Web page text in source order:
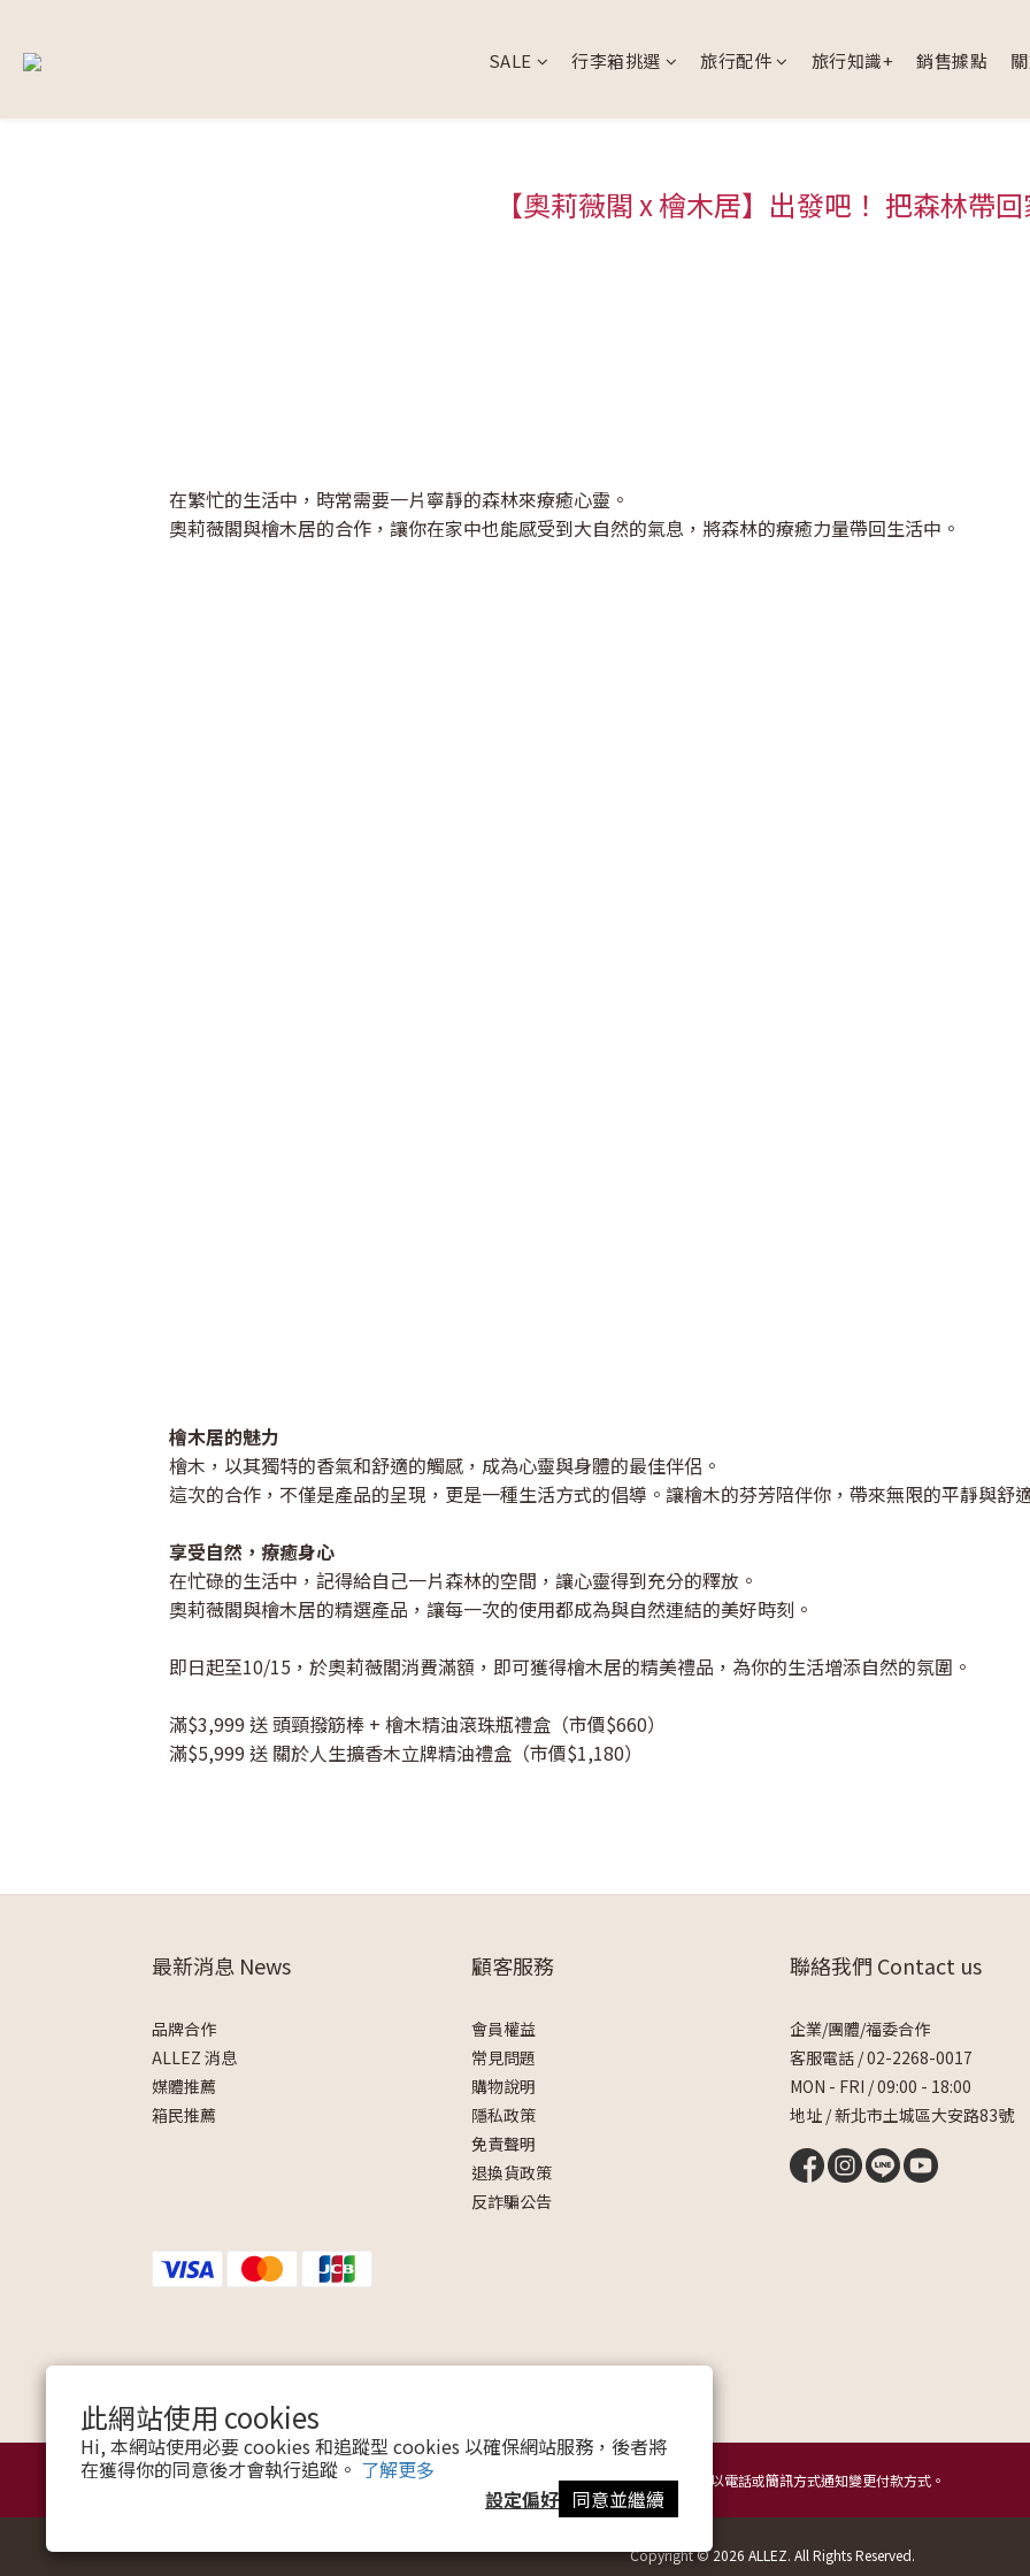
此網站使用 cookies
Hi, 本網站使用必要 cookies 和追蹤型 cookies 以確保網站服務，後者將
在獲得你的同意後才會執行追蹤。 了解更多
設定偏好 同意並繼續
SALE 行李箱挑選 旅行配件 旅行知識+ 銷售據點
【奧莉薇閣 x 檜木居】出發吧！ 把森林帶
在繁忙的生活中，時常需要一片寧靜的森林來療癒心靈。
奧莉薇閣與檜木居的合作，讓你在家中也能感受到大自然的氣息，將森林的療癒力量帶回生活中。
檜木居的魅力
檜木，以其獨特的香氣和舒適的觸感，成為心靈與身體的最佳伴侶。
這次的合作，不僅是產品的呈現，更是一種生活方式的倡導。讓檜木的芬芳陪伴你，帶來無限的平靜與舒
享受自然，療癒身心
在忙碌的生活中，記得給自己一片森林的空間，讓心靈得到充分的釋放。
奧莉薇閣與檜木居的精選產品，讓每一次的使用都成為與自然連結的美好時刻。
即日起至10/15，於奧莉薇閣消費滿額，即可獲得檜木居的精美禮品，為你的生活增添自然的氛圍。
滿$3,999 送 頭頸撥筋棒 + 檜木精油滾珠瓶禮盒（市價$660）
滿$5,999 送 關於人生擴香木立牌精油禮盒（市價$1,180）
最新消息 News
品牌合作
ALLEZ 消息
媒體推薦
箱民推薦
顧客服務
會員權益
常見問題
購物說明
隱私政策
免責聲明
退換貨政策
反詐騙公告
聯絡我們 Contact us
企業/團體/福委合作
客服電話 /02-2268-0017
MON - FRI / 09:00 - 18:00
地址 / 新北市土城區大安路83號
提醒您，我們不會以電話或簡訊方式通知變更付款方式。
Copyright © 2026 ALLEZ. All Rights Reserved.